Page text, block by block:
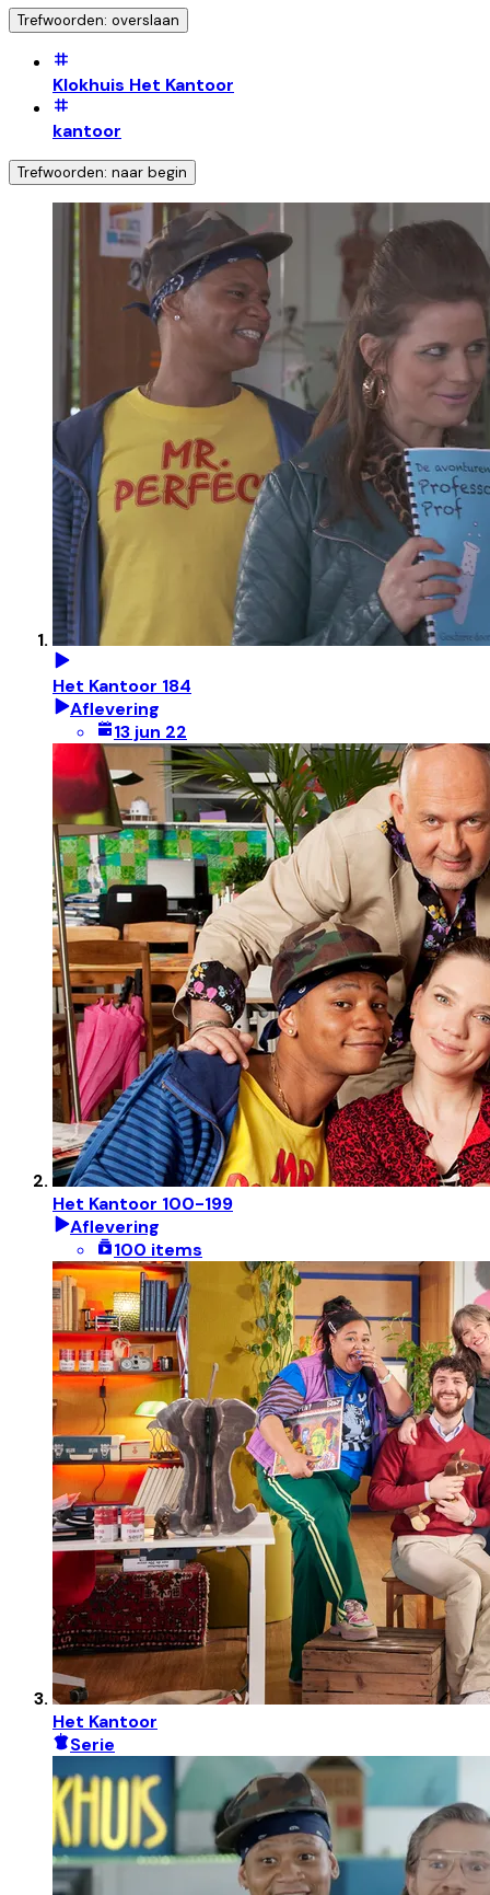
Trefwoorden: overslaan
Klokhuis Het Kantoor
kantoor
Trefwoorden: naar begin
Het Kantoor 184
Aflevering
13 jun 22
Het Kantoor 100-199
Aflevering
100 items
Het Kantoor
Serie